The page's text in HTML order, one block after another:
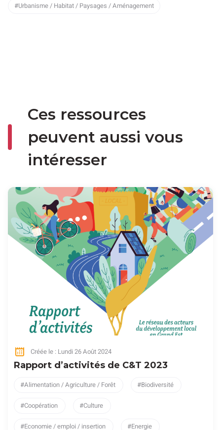
Urbanisme / Habitat / Paysages / Aménagement
Ces ressources
peuvent aussi vous
intéresser
Créée le : Lundi 26 Août 2024
Rapport d’activités de C&T 2023
Alimentation / Agriculture / Forêt Biodiversité
Coopération Culture
Economie / emploi / insertion Energie